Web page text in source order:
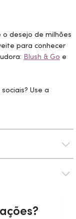
o desejo de milhões
para conhecer
Blush & Go e
Use a